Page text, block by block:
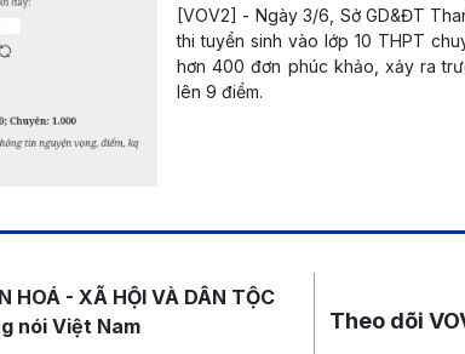
[VOV2] - Ngày 3/6, Sở GD&ĐT
thi tuyển sinh vào lớp 10 THPT
hơn 400 đơn phúc khảo, xảy ra
lên 9 điểm.
HOÁ - XÃ HỘI VÀ DÂN TỘC
nói Việt Nam
Mạng
Theo dõi